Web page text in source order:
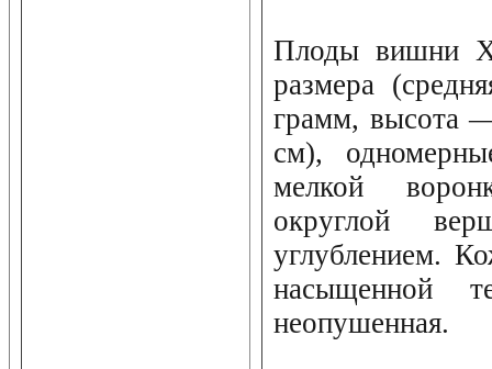
Плоды вишни
размера
грамм, высота
см),
мелкой
округлой
углублением.
насыщенной
неопушенная.